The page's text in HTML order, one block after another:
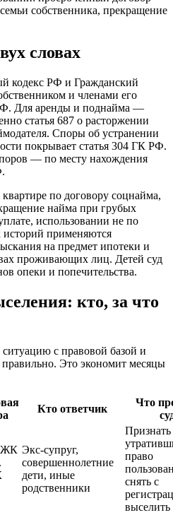
собственника, прекращение
словах
РФ и Гражданский
и членами его
Для аренды и поднайма —
статья 687 о расторжении
Споры об устранении
покрывает статья 304 ГК РФ.
— по месту нахождения
по договору соцнайма,
найма при грубых
использовании не по
применяются
на предмет ипотеки и
проживающих лиц. Детей суд
опеки и попечительства.
кто, за что
ситуацию с правовой базой и
Это экономит месяцы
Кто ответчик
Что
ЖК Экс-супруг,
совершеннолетние
дети, иные
родственники
Признать
право
снять с
выселить